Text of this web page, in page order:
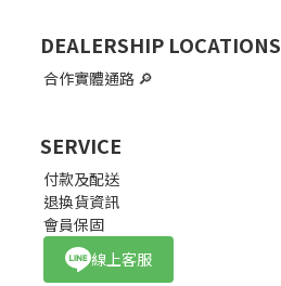
DEALERSHIP LOCATIONS
合作實體通路 🔎
SERVICE
付款及配送
退換貨資訊
會員保固
線上客服